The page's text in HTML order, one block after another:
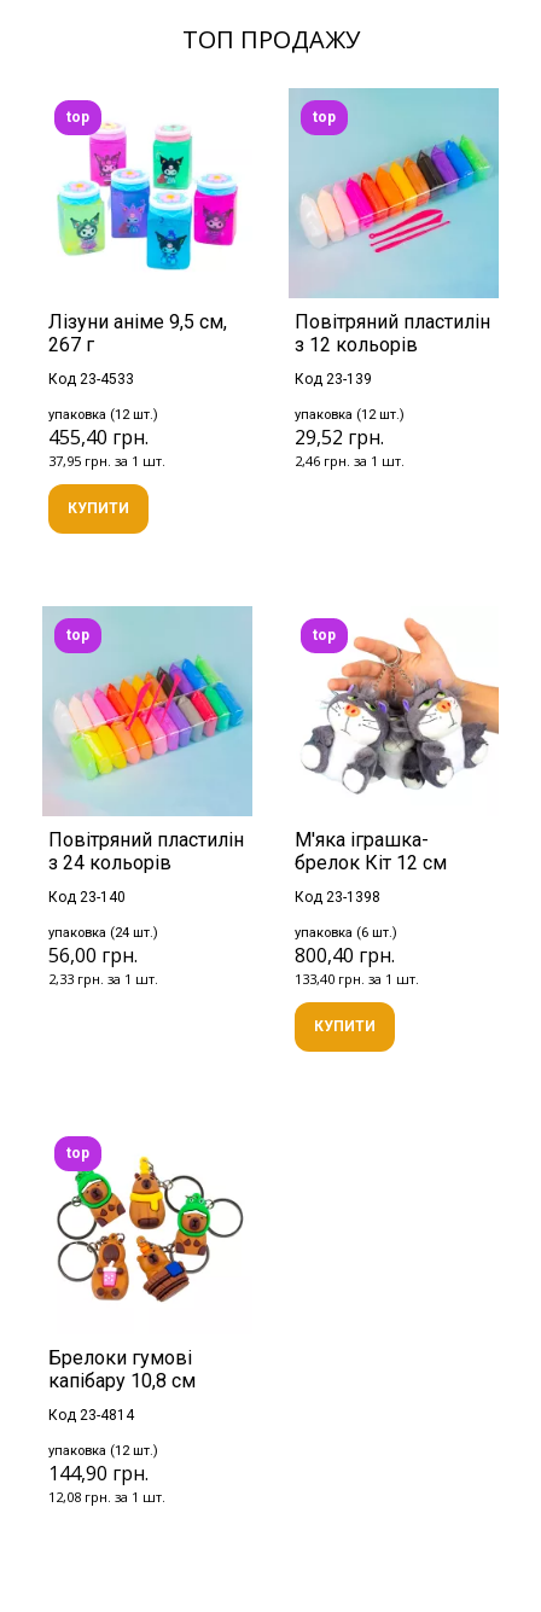
ТОП ПРОДАЖУ
Лізуни аніме 9,5 см,
267 г
Код 23-4533
упаковка (12 шт.)
455,40 грн.
37,95 грн. за 1 шт.
top
КУПИТИ
Повітряний пластилін
з 12 кольорів
Код 23-139
упаковка (12 шт.)
29,52 грн.
2,46 грн. за 1 шт.
top
Повітряний пластилін
з 24 кольорів
Код 23-140
упаковка (24 шт.)
56,00 грн.
2,33 грн. за 1 шт.
top
М'яка іграшка-
брелок Кіт 12 см
Код 23-1398
упаковка (6 шт.)
800,40 грн.
133,40 грн. за 1 шт.
top
КУПИТИ
Брелоки гумові
капібару 10,8 см
Код 23-4814
упаковка (12 шт.)
144,90 грн.
12,08 грн. за 1 шт.
top